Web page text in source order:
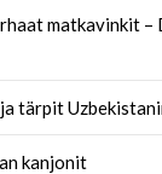
matkavinkit –
tärpit
kanjonit